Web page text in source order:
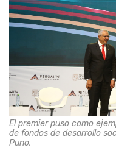
El premier puso como
de fondos de desarrollo
Puno.